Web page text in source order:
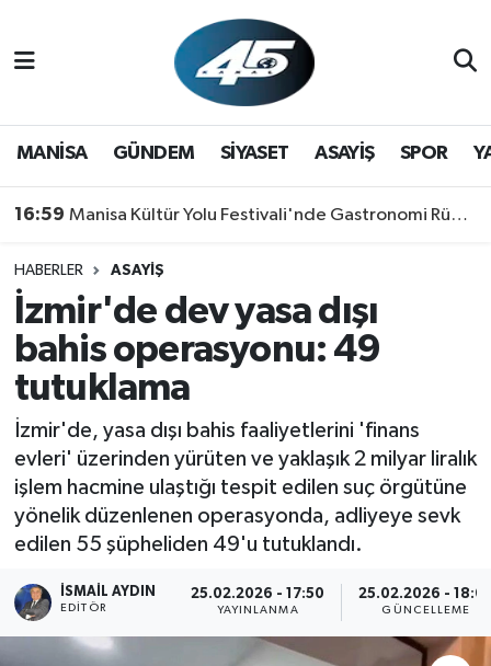
MANİSA GÜNDEM SİYASET ASAYİŞ SPOR
16:59 Manisa Kültür Yolu Festivali'nde Gastronomi Rüzgarı: Lezzetin Yıldızı "Manisa Kebabı" Oldu!
HABERLER ASAYİŞ
İzmir'de dev yasa dışı
bahis operasyonu: 49
tutuklama
İzmir'de, yasa dışı bahis faaliyetlerini 'finans
evleri' üzerinden yürüten ve yaklaşık 2 milyar liralık
işlem hacmine ulaştığı tespit edilen suç örgütüne
yönelik düzenlenen operasyonda, adliyeye sevk
edilen 55 şüpheliden 49'u tutuklandı.
İSMAIL AYDIN
EDITÖR
25.02.2026 - 17:50
YAYINLANMA
25.02.2026 -
GÜNCELLEME
GÜNDEM
SPOR
YAŞAM
RESMİ REKLAM
Hava Durumu
Trafik Durumu
Son Dakika Haberleri
Haber Arşivi